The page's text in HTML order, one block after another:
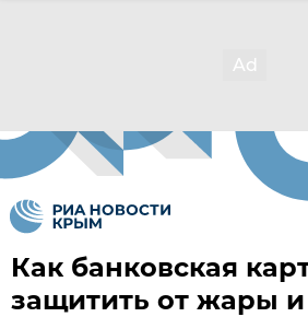
Как банковская
защитить от жары и